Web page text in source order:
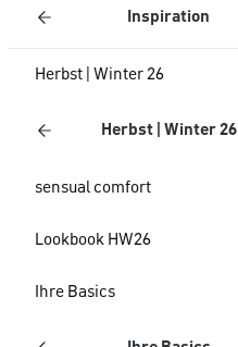
Inspiration
Herbst | Winter 26
Herbst | Winter 26
sensual comfort
Lookbook HW26
Ihre Basics